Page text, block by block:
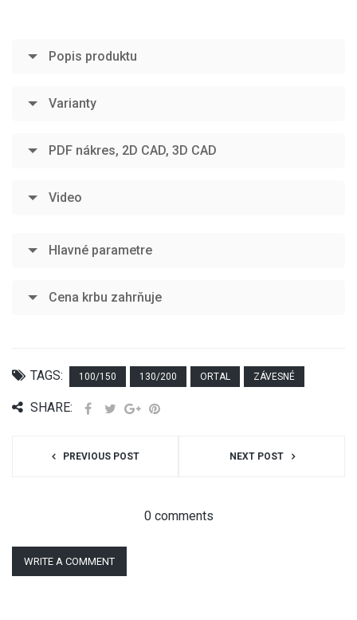
Popis produktu
Varianty
PDF nákres, 2D CAD, 3D CAD
Video
Hlavné parametre
Cena krbu zahrňuje
TAGS: 100/150 130/200 ORTAL ZÁVESNÉ
SHARE:
PREVIOUS POST NEXT POST
0 comments
WRITE A COMMENT